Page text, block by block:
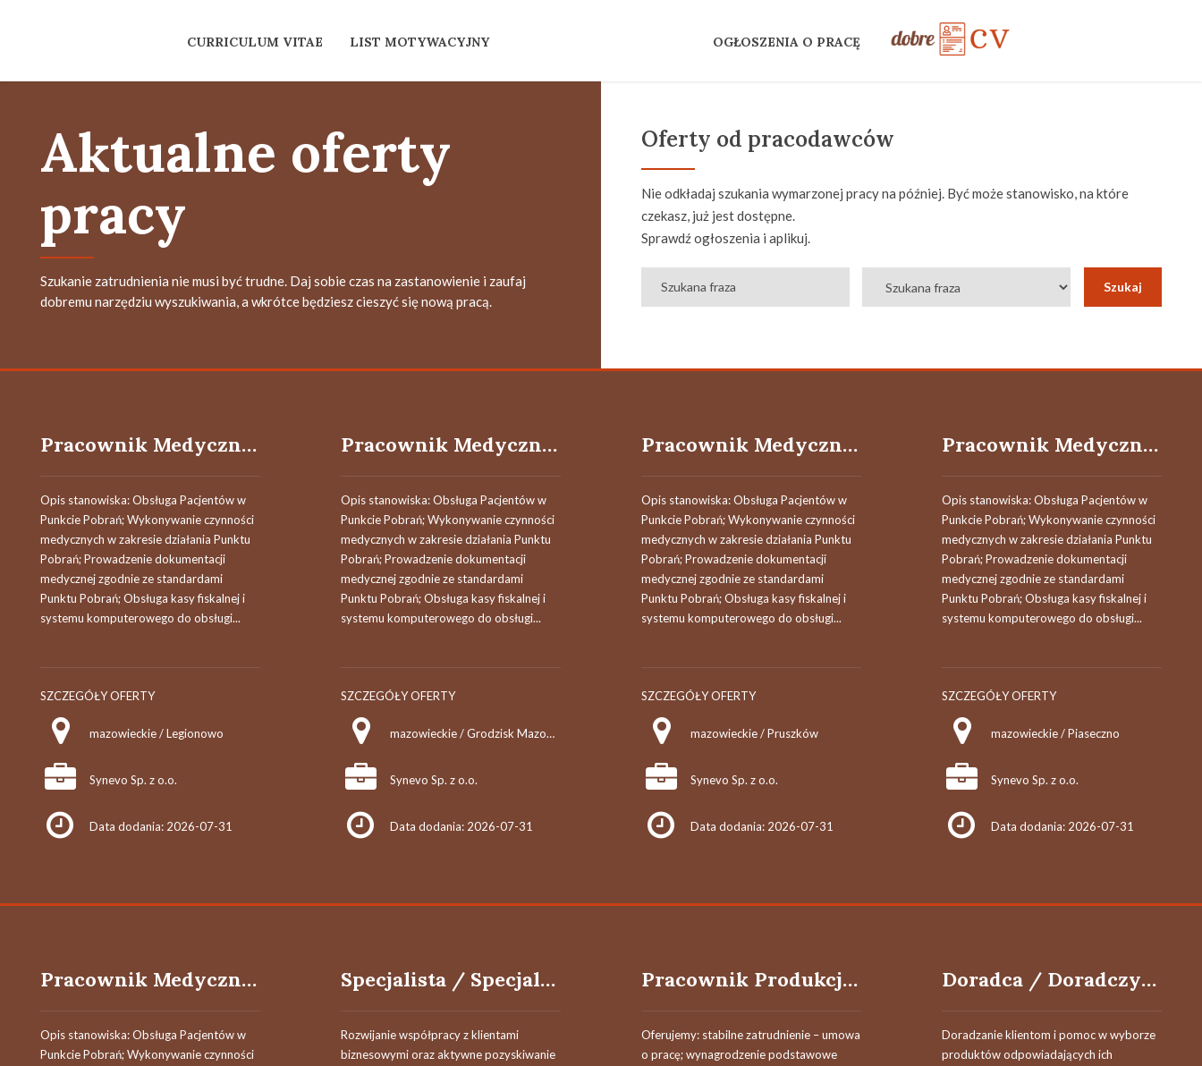
CURRICULUM VITAE LIST MOTYWACYJNY OGŁOSZENIA O PRACĘ
Aktualne oferty
pracy
Szukanie zatrudnienia nie musi być trudne. Daj sobie czas na zastanowienie i zaufaj
dobremu narzędziu wyszukiwania, a wkrótce będziesz cieszyć się nową pracą.
Oferty od pracodawców
Nie odkładaj szukania wymarzonej pracy na później. Być może stanowisko, na które
czekasz, już jest dostępne.
Sprawdź ogłoszenia i aplikuj.
Pracownik Medyczny (k/m)
Opis stanowiska: Obsługa Pacjentów w
Punkcie Pobrań; Wykonywanie czynności
medycznych w zakresie działania Punktu
Pobrań; Prowadzenie dokumentacji
medycznej zgodnie ze standardami
Punktu Pobrań; Obsługa kasy fiskalnej i
systemu komputerowego do obsługi...
SZCZEGÓŁY OFERTY
mazowieckie / Legionowo
Synevo Sp. z o.o.
Data dodania: 2026-07-31
Pracownik Medyczny (k/m)
Opis stanowiska: Obsługa Pacjentów w
Punkcie Pobrań; Wykonywanie czynności
medycznych w zakresie działania Punktu
Pobrań; Prowadzenie dokumentacji
medycznej zgodnie ze standardami
Punktu Pobrań; Obsługa kasy fiskalnej i
systemu komputerowego do obsługi...
SZCZEGÓŁY OFERTY
mazowieckie / Grodzisk Mazowiecki
Synevo Sp. z o.o.
Data dodania: 2026-07-31
Pracownik Medyczny (k/m)
Opis stanowiska: Obsługa Pacjentów w
Punkcie Pobrań; Wykonywanie czynności
medycznych w zakresie działania Punktu
Pobrań; Prowadzenie dokumentacji
medycznej zgodnie ze standardami
Punktu Pobrań; Obsługa kasy fiskalnej i
systemu komputerowego do obsługi...
SZCZEGÓŁY OFERTY
mazowieckie / Pruszków
Synevo Sp. z o.o.
Data dodania: 2026-07-31
Pracownik Medyczny (k/m)
Opis stanowiska: Obsługa Pacjentów w
Punkcie Pobrań; Wykonywanie czynności
medycznych w zakresie działania Punktu
Pobrań; Prowadzenie dokumentacji
medycznej zgodnie ze standardami
Punktu Pobrań; Obsługa kasy fiskalnej i
systemu komputerowego do obsługi...
SZCZEGÓŁY OFERTY
mazowieckie / Piaseczno
Synevo Sp. z o.o.
Data dodania: 2026-07-31
Pracownik Medyczny (k/m)
Opis stanowiska: Obsługa Pacjentów w
Punkcie Pobrań; Wykonywanie czynności
Specjalista / Specjalistka ds. Obsługi Klienta Biznesowego
Rozwijanie współpracy z klientami
biznesowymi oraz aktywne pozyskiwanie
Pracownik Produkcji / Operator procesów (suszenie, wypalanie)
Oferujemy: stabilne zatrudnienie – umowa
o pracę; wynagrodzenie podstawowe
Doradca / Doradczyni klienta
Doradzanie klientom i pomoc w wyborze
produktów odpowiadających ich